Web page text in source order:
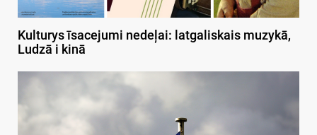
Kulturys īsacejumi nedeļai: latgaliskais muzykā,
Ludzā i kinā